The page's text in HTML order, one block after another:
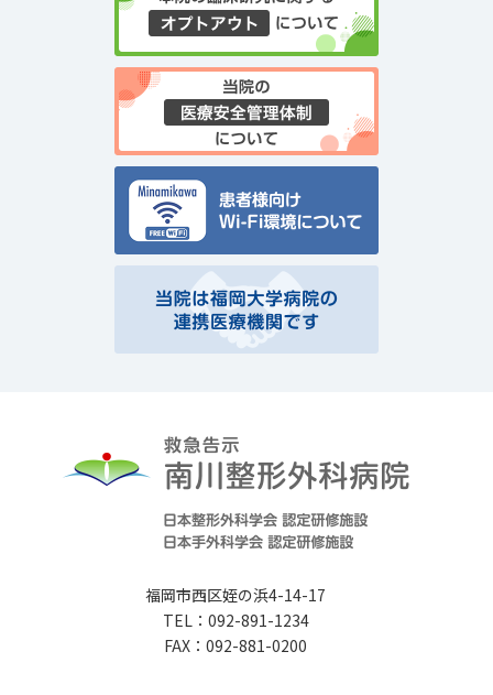
福岡市西区姪の浜4-14-17
TEL：092-891-1234
FAX：092-881-0200